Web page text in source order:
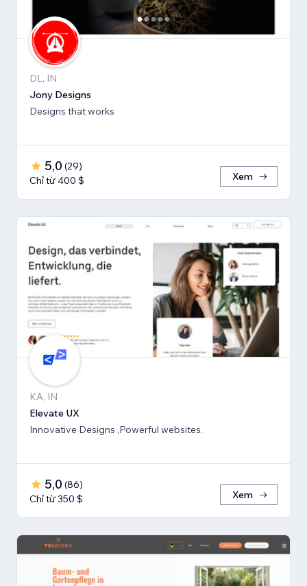
DL, IN
Jony Designs
Designs that works
5,0 (29)
Chỉ từ 400 $
Xem
KA, IN
Elevate UX
Innovative Designs ,Powerful websites.
5,0 (86)
Chỉ từ 350 $
Xem